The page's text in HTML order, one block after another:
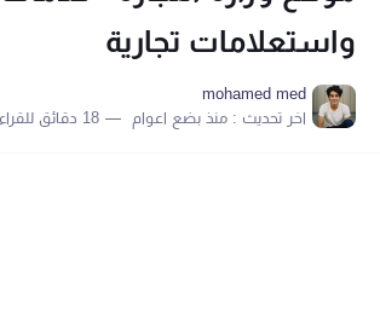
واستعلامات تجارية
mohamed med
اخر تحديث : منذ بضع اعوام 18 دقائق للقراءة